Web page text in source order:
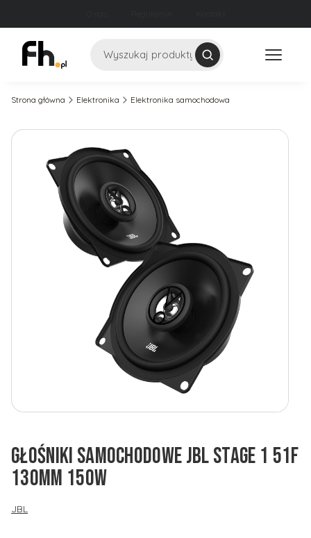
Szukaj
Strona główna Elektronika Elektronika samochodowa
GŁOŚNIKI SAMOCHODOWE JBL STAGE 1 51F
130MM 150W
JBL